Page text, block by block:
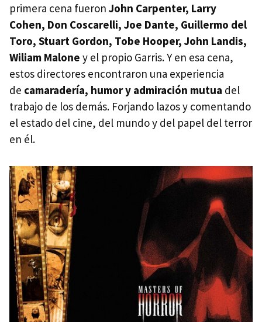
primera cena fueron John Carpenter, Larry
Cohen, Don Coscarelli, Joe Dante, Guillermo del
Toro, Stuart Gordon, Tobe Hooper, John Landis,
Wiliam Malone y el propio Garris. Y en esa cena,
estos directores encontraron una experiencia
de camaradería, humor y admiración mutua del
trabajo de los demás. Forjando lazos y comentando
el estado del cine, del mundo y del papel del terror
en él.